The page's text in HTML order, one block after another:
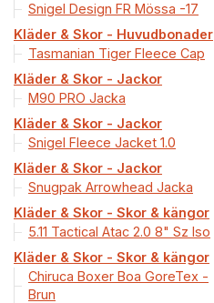
Snigel Design FR Mössa -17
Kläder & Skor - Huvudbonader
Tasmanian Tiger Fleece Cap
Kläder & Skor - Jackor
M90 PRO Jacka
Kläder & Skor - Jackor
Snigel Fleece Jacket 1.0
Kläder & Skor - Jackor
Snugpak Arrowhead Jacka
Kläder & Skor - Skor & kängor
5.11 Tactical Atac 2.0 8" Sz Iso
Kläder & Skor - Skor & kängor
Chiruca Boxer Boa GoreTex -
Brun